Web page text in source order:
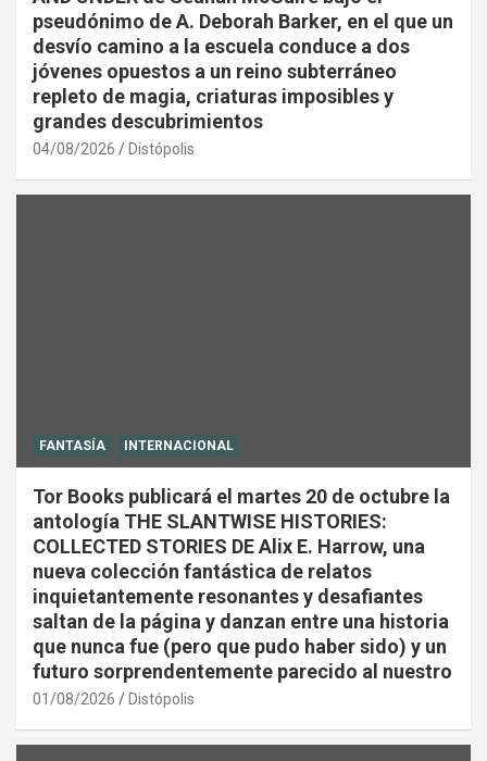
pseudónimo de A. Deborah Barker, en el que un
desvío camino a la escuela conduce a dos
jóvenes opuestos a un reino subterráneo
repleto de magia, criaturas imposibles y
grandes descubrimientos
04/08/2026 Distópolis
FANTASÍA INTERNACIONAL
Tor Books publicará el martes 20 de octubre la
antología THE SLANTWISE HISTORIES:
COLLECTED STORIES DE Alix E. Harrow, una
nueva colección fantástica de relatos
inquietantemente resonantes y desafiantes
saltan de la página y danzan entre una historia
que nunca fue (pero que pudo haber sido) y un
futuro sorprendentemente parecido al nuestro
01/08/2026 Distópolis